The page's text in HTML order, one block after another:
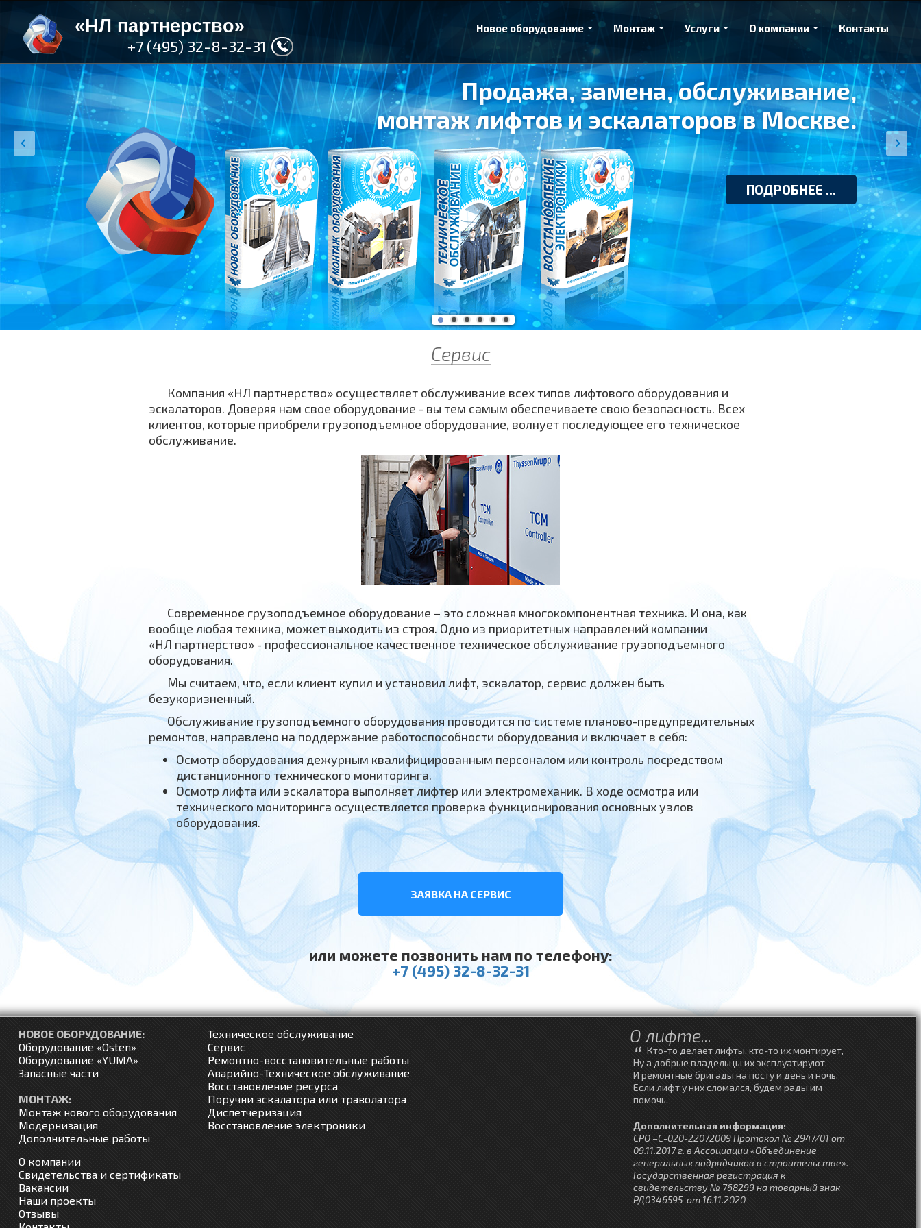
«НЛ партнерство»
+7 (495) 32-8-32-31
Новое оборудование Монтаж Услуги О компании Контакты
Продажа, замена, обслуживание,
монтаж лифтов и эскалаторов в Москве.
ПОДРОБНЕЕ ...
Сервис
Компания «НЛ партнерство» осуществляет обслуживание всех типов лифтового оборудования и
эскалаторов. Доверяя нам свое оборудование - вы тем самым обеспечиваете свою безопасность. Всех
клиентов, которые приобрели грузоподъемное оборудование, волнует последующее его техническое
обслуживание.
Современное грузоподъемное оборудование – это сложная многокомпонентная техника. И она, как
вообще любая техника, может выходить из строя. Одно из приоритетных направлений компании
«НЛ партнерство» - профессиональное качественное техническое обслуживание грузоподъемного
оборудования.
Мы считаем, что, если клиент купил и установил лифт, эскалатор, сервис должен быть
безукоризненный.
Обслуживание грузоподъемного оборудования проводится по системе планово-предупредительных
ремонтов, направлено на поддержание работоспособности оборудования и включает в себя:
Осмотр оборудования дежурным квалифицированным персоналом или контроль посредством
дистанционного технического мониторинга.
Осмотр лифта или эскалатора выполняет лифтер или электромеханик. В ходе осмотра или
технического мониторинга осуществляется проверка функционирования основных узлов
оборудования.
ЗАЯВКА НА СЕРВИС
или можете позвонить нам по телефону:
+7 (495) 32-8-32-31
НОВОЕ ОБОРУДОВАНИЕ:
Оборудование «Osten»
Оборудование «YUMA»
Запасные части
МОНТАЖ:
Монтаж нового оборудования
Модернизация
Дополнительные работы
Техническое обслуживание
Сервис
Ремонтно-восстановительные работы
Аварийно-Техническое обслуживание
Восстановление ресурса
Поручни эскалатора или траволатора
Диспетчеризация
Восстановление электроники
О компании
Свидетельства и сертификаты
Вакансии
Наши проекты
Отзывы
О лифте...
“ Кто-то делает лифты, кто-то их монтирует,
Ну а добрые владельцы их эксплуатируют.
И ремонтные бригады на посту и день и ночь,
Если лифт у них сломался, будем рады им
помочь.
Дополнительная информация:
СРО –С-020-22072009 Протокол № 2947/01 от
09.11.2017 г. в Ассоциации «Объединение
генеральных подрядчиков в строительстве».
Государственная регистрация к
свидетельству № 768299 на товарный знак
РД0346595 от 16.11.2020